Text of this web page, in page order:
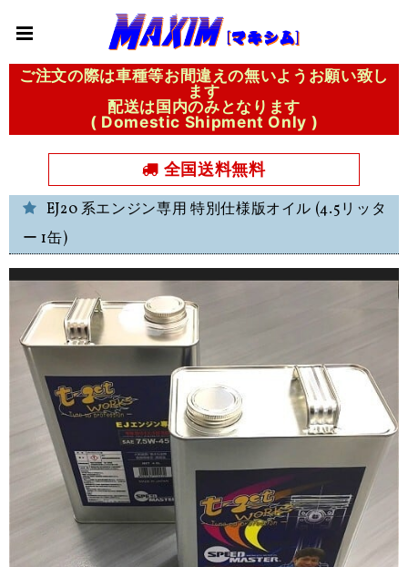
ご注文の際は車種等お間違えの無いようお願い致し
ます
配送は国内のみとなります
( Domestic Shipment Only )
全国送料無料
EJ20 系エンジン専用 特別仕様版オイル (4.5リッタ
ー 1缶)